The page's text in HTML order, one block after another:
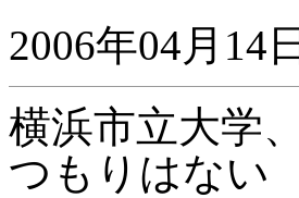
2006年04月14日
横浜市立大学
つもりはない